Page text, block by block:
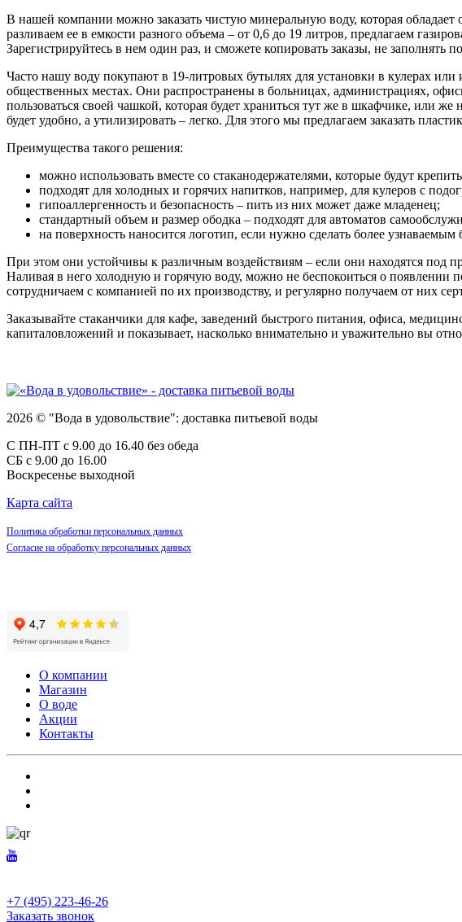
В нашей компании можно заказать чистую минеральную воду, которая
разливаем ее в емкости разного объема – от 0,6 до 19 литров, предлагаем
Зарегистрируйтесь в нем один раз, и сможете копировать заказы, не
Часто нашу воду покупают в 19-литровых бутылях для установки в кулерах
общественных местах. Они распространены в больницах, администрациях,
пользоваться своей чашкой, которая будет храниться тут же в шкафчике, или
будет удобно, а утилизировать – легко. Для этого мы предлагаем заказать
Преимущества такого решения:
можно использовать вместе со стаканодержателями, которые будут
подходят для холодных и горячих напитков, например, для кулеров с
гипоаллергенность и безопасность – пить из них может даже младенец;
стандартный объем и размер ободка – подходят для автоматов
на поверхность наносится логотип, если нужно сделать более
При этом они устойчивы к различным воздействиям – если они находятся под
Наливая в него холодную и горячую воду, можно не беспокоиться о появлении
сотрудничаем с компанией по их производству, и регулярно получаем от них
Заказывайте стаканчики для кафе, заведений быстрого питания, офиса,
капиталовложений и показывает, насколько внимательно и уважительно вы
2026 © "Вода в удовольствие": доставка питьевой воды
С ПН-ПТ с 9.00 до 16.40 без обеда
СБ с 9.00 до 16.00
Воскресенье выходной
Карта сайта
Политика обработки персональных данных
Согласие на обработку персональных данных
О компании
Магазин
О воде
Акции
Контакты
+7 (495) 223-46-26
Заказать звонок